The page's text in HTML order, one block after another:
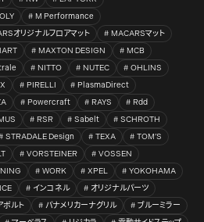
M Performance
オリジナルフロアマット
MACARSマット
MAXTON DESIGN
MCB
NITTO NUTEC
OHLINS
PIRELLI
PlasmaDirect
Powercraft RAYS
Rdd
RSR Sabelt
SCHROTH
STRADALE Design TEXA
TOM’S
VORSTEINER
VOSSEN
WORK XPEL
YOKOHAMA
インコネル
オリジナルパーツ
ボルト パナメリカーナグリル
ブルーミラー